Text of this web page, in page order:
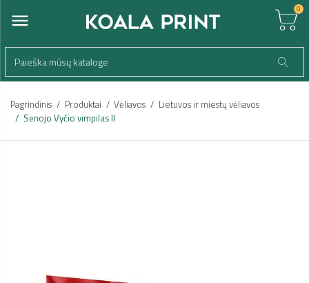
0
Pagrindinis Produktai Vėliavos
Lietuvos ir miestų vėliavos
Senojo Vyčio vimpilas II